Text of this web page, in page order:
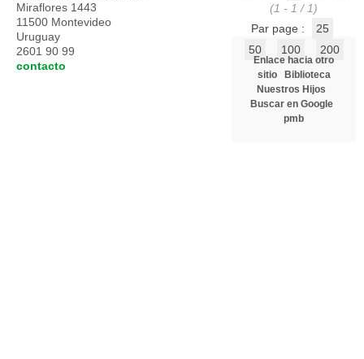
(1 - 1 / 1)
Par page :
25
50
100 200
Enlace hacia otro
sitio
Biblioteca
Nuestros Hijos
Buscar en Google
pmb
Miraflores 1443
11500 Montevideo
Uruguay
2601 90 99
contacto